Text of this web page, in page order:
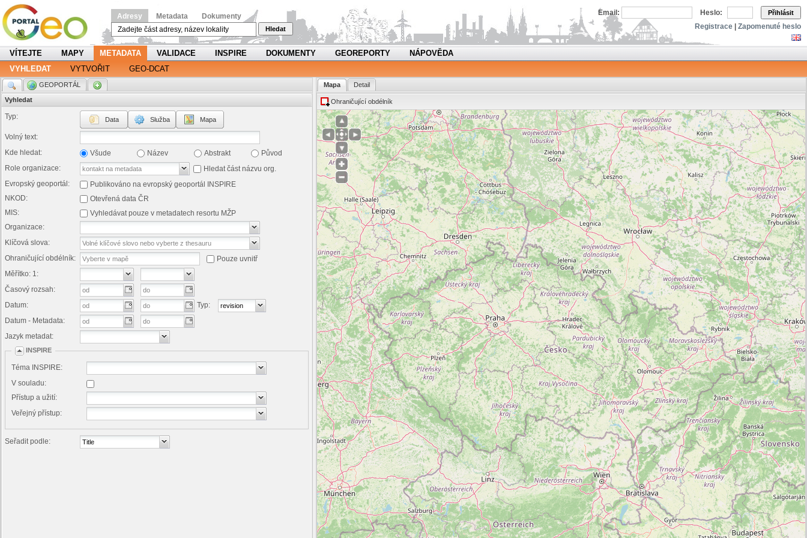
Adresy Metadata Dokumenty
Hledat
Email: Heslo: Přihlásit
Registrace Zapomenuté heslo
VÍTEJTE MAPY METADATA VALIDACE INSPIRE DOKUMENTY GEOREPORTY
NÁPOVĚDA
VYHLEDAT
VYTVOŘIT GEO-DCAT
GEOPORTÁL
Vyhledat
Typ: Data Služba Mapa
Volný text:
Kde hledat:
Všude Název Abstrakt
Původ
Role organizace:
Hledat část názvu org.
Evropský geoportál:
Publikováno na evropský geoportál INSPIRE
NKOD:
Otevřená data ČR
MIS:
Vyhledávat pouze v metadatech resortu MŽP
Organizace:
Klíčová slova:
Ohraničující obdélník:
Pouze uvnitř
Měřítko: 1:
Časový rozsah:
Datum:
Datum - Metadata:
Typ:
Jazyk metadat:
INSPIRE
Téma INSPIRE:
V souladu:
Přístup a užití:
Veřejný přístup:
Seřadit podle:
Mapa Detail
Ohraničující obdélník